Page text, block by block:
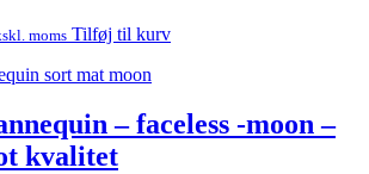
moms Tilføj til kurv
– faceless -moon –
kvalitet